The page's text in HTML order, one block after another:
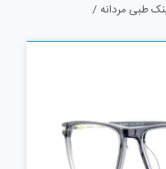
طبی مردانه